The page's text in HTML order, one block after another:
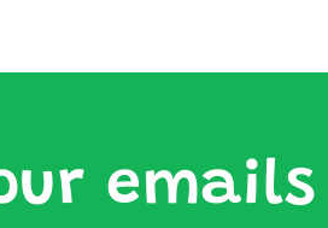
emails